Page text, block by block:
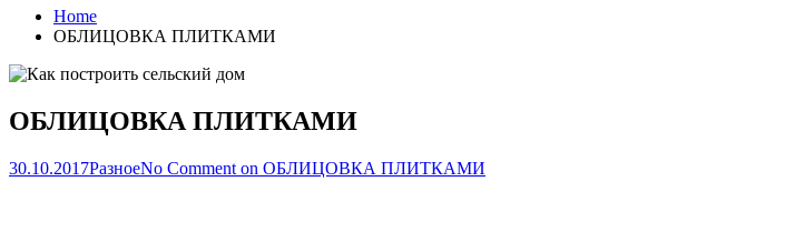
Home
ОБЛИЦОВКА ПЛИТКАМИ
ОБЛИЦОВКА ПЛИТКАМИ
30.10.2017РазноеNo Comment on ОБЛИЦОВКА ПЛИТКАМИ